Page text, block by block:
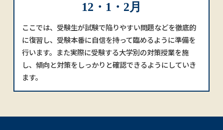
12・1・2月
ここでは、受験生が試験で陥りやすい問題などを徹底的
に復習し、受験本番に自信を持って臨めるように準備を
行います。また実際に受験する大学別の対策授業を施
し、傾向と対策をしっかりと確認できるようにしていき
ます。